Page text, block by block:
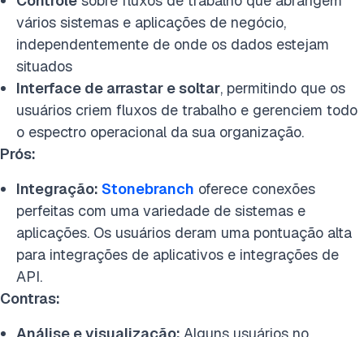
vários sistemas e aplicações de negócio,
independentemente de onde os dados estejam
situados
Interface de arrastar e soltar, permitindo que os
usuários criem fluxos de trabalho e gerenciem todo
o espectro operacional da sua organização.
Prós:
Integração: Stonebranch oferece conexões
perfeitas com uma variedade de sistemas e
aplicações. Os usuários deram uma pontuação alta
para integrações de aplicativos e integrações de
API.
Contras:
Análise e visualização: Alguns usuários no